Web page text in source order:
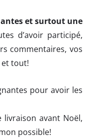
et surtout une
d’avoir participé,
commentaires, vos
et tout!
pour avoir les
avant Noël,
possible!